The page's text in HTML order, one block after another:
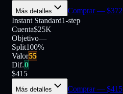
Más detalles Comprar— $372
Instant Standard1-step
Cuenta$25K
Objetivo—
Split100%
Valor55
Dif.0
$415
Más detalles Comprar— $415